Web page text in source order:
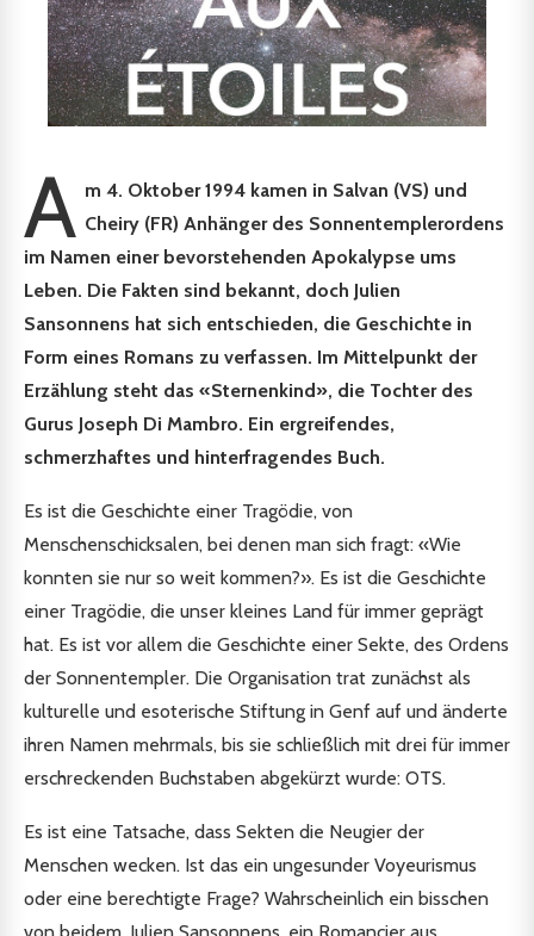
A m 4. Oktober 1994 kamen in Salvan (VS) und
Cheiry (FR) Anhänger des Sonnentemplerordens
im Namen einer bevorstehenden Apokalypse ums
Leben. Die Fakten sind bekannt, doch Julien
Sansonnens hat sich entschieden, die Geschichte in
Form eines Romans zu verfassen. Im Mittelpunkt der
Erzählung steht das «Sternenkind», die Tochter des
Gurus Joseph Di Mambro. Ein ergreifendes,
schmerzhaftes und hinterfragendes Buch.
Es ist die Geschichte einer Tragödie, von
Menschenschicksalen, bei denen man sich fragt: «Wie
konnten sie nur so weit kommen?». Es ist die Geschichte
einer Tragödie, die unser kleines Land für immer geprägt
hat. Es ist vor allem die Geschichte einer Sekte, des Ordens
der Sonnentempler. Die Organisation trat zunächst als
kulturelle und esoterische Stiftung in Genf auf und änderte
ihren Namen mehrmals, bis sie schließlich mit drei für immer
erschreckenden Buchstaben abgekürzt wurde: OTS.
Es ist eine Tatsache, dass Sekten die Neugier der
Menschen wecken. Ist das ein ungesunder Voyeurismus
oder eine berechtigte Frage? Wahrscheinlich ein bisschen